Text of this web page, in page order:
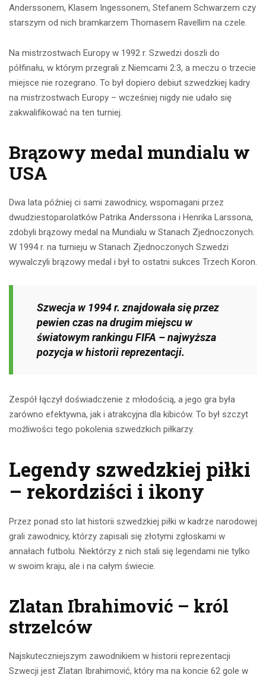
Anderssonem, Klasem Ingessonem, Stefanem Schwarzem czy
starszym od nich bramkarzem Thomasem Ravellim na czele.
Na mistrzostwach Europy w 1992 r. Szwedzi doszli do
półfinału, w którym przegrali z Niemcami 2:3, a meczu o trzecie
miejsce nie rozegrano. To był dopiero debiut szwedzkiej kadry
na mistrzostwach Europy – wcześniej nigdy nie udało się
zakwalifikować na ten turniej.
Brązowy medal mundialu w
USA
Dwa lata później ci sami zawodnicy, wspomagani przez
dwudziestoparolatków Patrika Anderssona i Henrika Larssona,
zdobyli brązowy medal na Mundialu w Stanach Zjednoczonych.
W 1994 r. na turnieju w Stanach Zjednoczonych Szwedzi
wywalczyli brązowy medal i był to ostatni sukces Trzech Koron.
Szwecja w 1994 r. znajdowała się przez
pewien czas na drugim miejscu w
światowym rankingu FIFA – najwyższa
pozycja w historii reprezentacji.
Zespół łączył doświadczenie z młodością, a jego gra była
zarówno efektywna, jak i atrakcyjna dla kibiców. To był szczyt
możliwości tego pokolenia szwedzkich piłkarzy.
Legendy szwedzkiej piłki
– rekordziści i ikony
Przez ponad sto lat historii szwedzkiej piłki w kadrze narodowej
grali zawodnicy, którzy zapisali się złotymi zgłoskami w
annałach futbolu. Niektórzy z nich stali się legendami nie tylko
w swoim kraju, ale i na całym świecie.
Zlatan Ibrahimović – król
strzelców
Najskuteczniejszym zawodnikiem w historii reprezentacji
Szwecji jest Zlatan Ibrahimović, który ma na koncie 62 gole w